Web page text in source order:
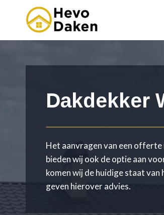
Doorgaan
Dakdekker
Het aanvragen van een
bieden wij ook de optie aan
komen wij de huidige staat
geven hierover advies.